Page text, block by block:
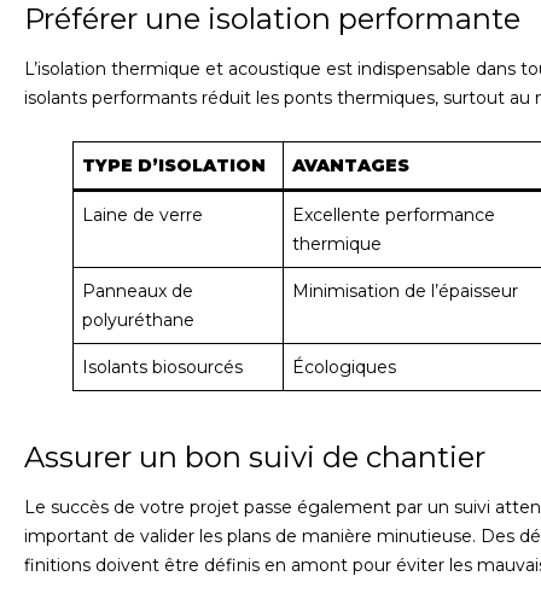
Préférer une isolation performante
L’isolation thermique et acoustique est indispensable dans
isolants performants réduit les ponts thermiques, surtout au
TYPE D’ISOLATION AVANTAGES
Laine de verre
Excellente performance
thermique
Panneaux de
polyuréthane
Minimisation de l’épaisseur
Isolants biosourcés Écologiques
Assurer un bon suivi de chantier
Le succès de votre projet passe également par un suivi
important de valider les plans de manière minutieuse. Des
finitions doivent être définis en amont pour éviter les